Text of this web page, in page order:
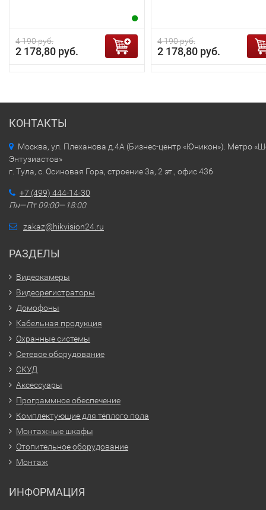
4 190 руб.
2 178,80 руб.
4 190 руб.
2 178,80 руб.
КОНТАКТЫ
Москва, ул. Плеханова д.4А (Бизнес-центр «Юникон»). Метро
Энтузиастов»
г. Тула, с. Осиновая Гора, строение 3а, 2 эт., офис 436
+7 (499) 444-14-30
Пн—Пт 09:00—18:00
zakaz@hikvision24.ru
РАЗДЕЛЫ
Видеокамеры
Видеорегистраторы
Домофоны
Кабельная продукция
Охранные системы
Сетевое оборудование
СКУД
Аксессуары
Программное обеспечение
Комплектующие для тёплого пола
Монтажные шкафы
Отопительное оборудование
Монтаж
ИНФОРМАЦИЯ